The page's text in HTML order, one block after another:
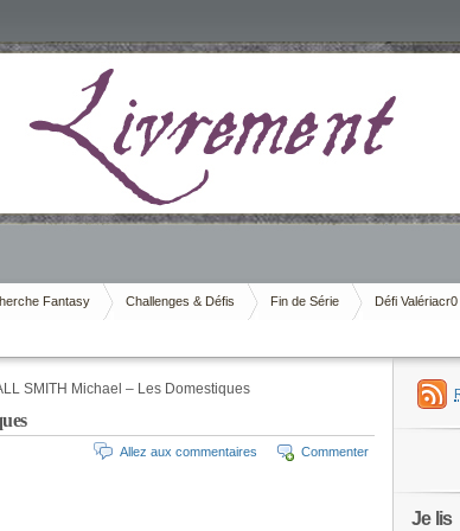
Fantasy Challenges & Défis Fin de Série Défi Valériacr0
SMITH Michael – Les Domestiques
Commenter
Allez aux commentaires
Je lis